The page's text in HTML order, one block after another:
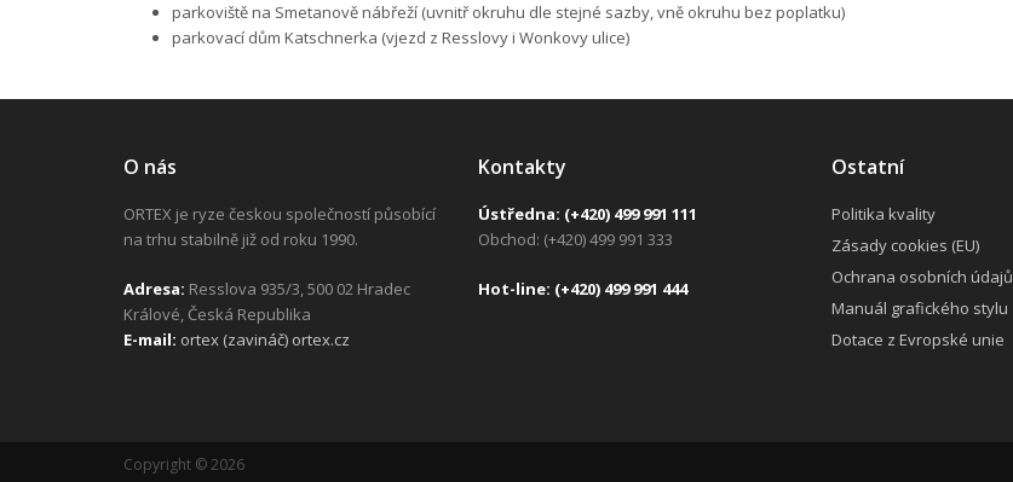
parkoviště na Smetanově nábřeží (uvnitř okruhu dle stejné sazby, vně okruhu bez poplatku)
parkovací dům Katschnerka (vjezd z Resslovy i Wonkovy ulice)
O nás
ORTEX je ryze českou společností působící
na trhu stabilně již od roku 1990.
Adresa: Resslova 935/3, 500 02 Hradec
Králové, Česká Republika
E-mail: ortex (zavináč) ortex.cz
Kontakty
Ústředna: (+420) 499 991 111
Obchod: (+420) 499 991 333
Hot-line: (+420) 499 991 444
Ostatní
Politika kvality
Zásady cookies (EU)
Ochrana osobních údajů
Manuál grafického stylu
Dotace z Evropské unie
Copyright © 2026